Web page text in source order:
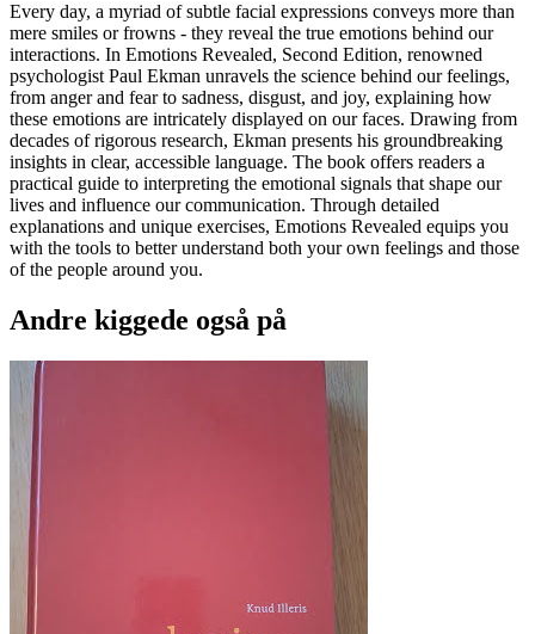
Every day, a myriad of subtle facial expressions conveys more than
mere smiles or frowns - they reveal the true emotions behind our
interactions. In Emotions Revealed, Second Edition, renowned
psychologist Paul Ekman unravels the science behind our feelings,
from anger and fear to sadness, disgust, and joy, explaining how
these emotions are intricately displayed on our faces. Drawing from
decades of rigorous research, Ekman presents his groundbreaking
insights in clear, accessible language. The book offers readers a
practical guide to interpreting the emotional signals that shape our
lives and influence our communication. Through detailed
explanations and unique exercises, Emotions Revealed equips you
with the tools to better understand both your own feelings and those
of the people around you.
Andre kiggede også på